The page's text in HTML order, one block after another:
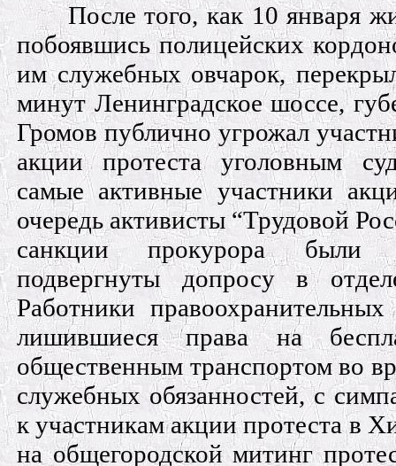
После того, как 10 января
побоявшись полицейских
им служебных овчарок,
минут Ленинградское шоссе,
Громов публично угрожал
акции протеста уголовным
самые активные участники
очередь активисты “Трудовой
санкции прокурора были
подвергнуты допросу в
Работники
лишившиеся права на
общественным транспортом во
служебных обязанностей, с
к участникам акции протеста в
на общегородской митинг